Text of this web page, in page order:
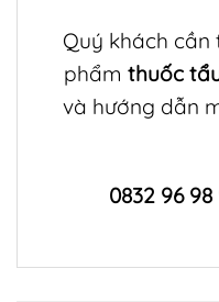
Quý khách
phẩm thuốc
và hướng dẫn
0832 96